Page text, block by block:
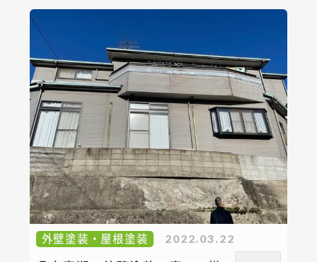
外壁塗装・屋根塗装 2022.03.22